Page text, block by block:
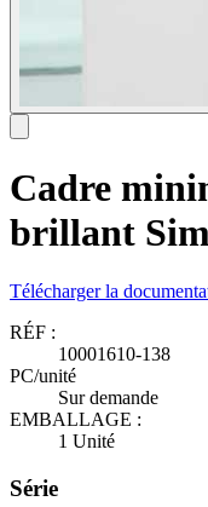
Cadre
brillant
Télécharger la
RÉF :
10001610-138
PC/unité
Sur demande
EMBALLAGE :
1 Unité
Série